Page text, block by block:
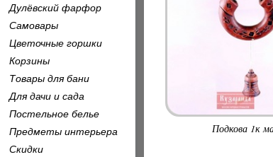
Подкова 1к
Дулёвский фарфор
Самовары
Цветочные горшки
Корзины
Товары для бани
Для дачи и сада
Постельное белье
Предметы интерьера
Скидки